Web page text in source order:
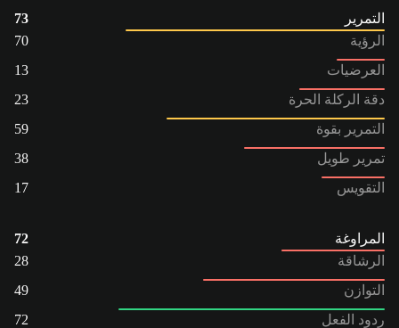
التمرير
73
الرؤية
70
العرضيات
13
دقة الركلة الحرة
23
التمرير بقوة
59
تمرير طويل
38
التقويس
17
المراوغة
72
الرشاقة
28
التوازن
49
ردود الفعل
72